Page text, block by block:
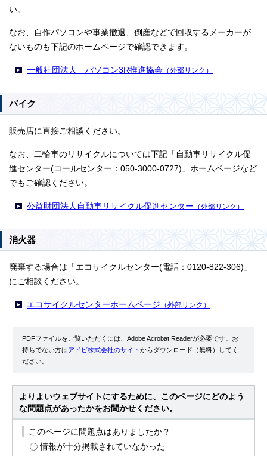
い。
なお、自作パソコンや事業撤退、倒産などで回収するメーカーが
ないものも下記のホームページで確認できます。
一般社団法人 パソコン3R推進協会 （外部リンク）
バイク
販売店に直接ご相談ください。
なお、二輪車のリサイクルについては下記「自動車リサイクル促
進センター(コールセンター：050-3000-0727)」ホームページなど
でもご確認ください。
公益財団法人自動車リサイクル促進センター （外部リンク）
消火器
廃棄する場合は「エコサイクルセンター(電話：0120-822-306)」
にご相談ください。
エコサイクルセンターホームページ （外部リンク）
PDFファイルをご覧いただくには、Adobe Acrobat Readerが必要です。お
持ちでない方はアドビ株式会社のサイトからダウンロード（無料）してく
ださい。
よりよいウェブサイトにするために、このページにどのよう
な問題点があったかをお聞かせください。
このページに問題点はありましたか？
情報が十分掲載されていなかった